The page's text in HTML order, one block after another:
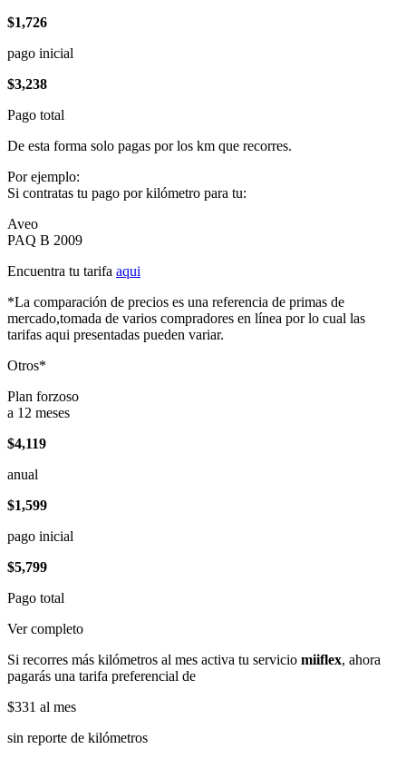
$1,726
pago inicial
$3,238
Pago total
De esta forma solo pagas por los km que recorres.
Por ejemplo:
Si contratas tu pago por kilómetro para tu:
Aveo
PAQ B 2009
Encuentra tu tarifa aqui
*La comparación de precios es una referencia de primas de
mercado,tomada de varios compradores en línea por lo cual las
tarifas aqui presentadas pueden variar.
Otros*
Plan forzoso
a 12 meses
$4,119
anual
$1,599
pago inicial
$5,799
Pago total
Ver completo
Si recorres más kilómetros al mes activa tu servicio miiflex, ahora
pagarás una tarifa preferencial de
$331 al mes
sin reporte de kilómetros